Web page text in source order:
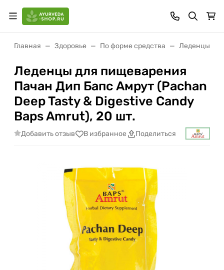
Главная Здоровье По форме средства Леденцы,
Леденцы для пищеварения
Пачан Дип Бапс Амрут (Pachan
Deep Tasty & Digestive Candy
Baps Amrut), 20 шт.
Добавить отзыв В избранное Поделиться